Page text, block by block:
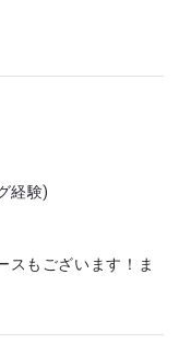
経験)
スもございます！ま